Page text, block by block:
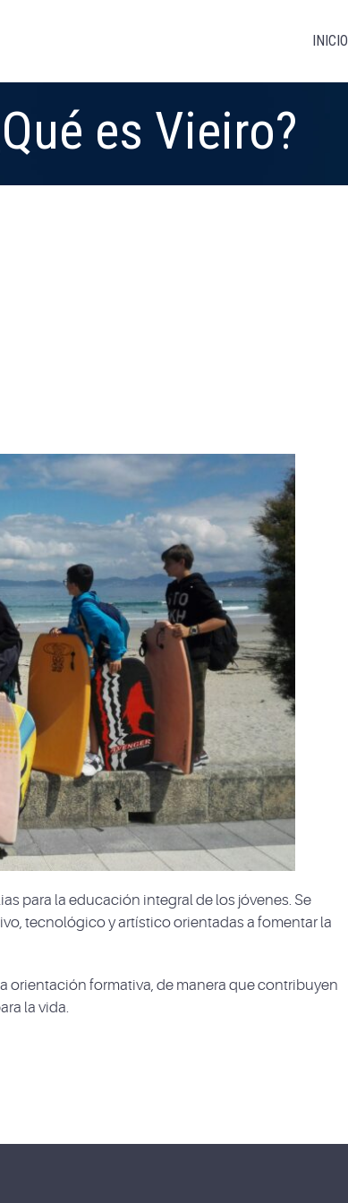
INICIO
es Vieiro?
para la educación integral de los jóvenes. Se
tecnológico y artístico orientadas a fomentar la
orientación formativa, de manera que contribuyen
la vida.